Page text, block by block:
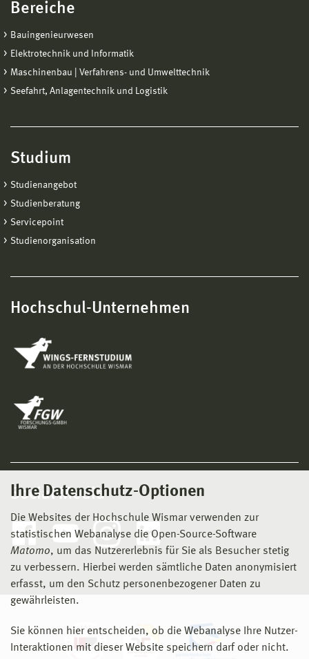
Ihre Datenschutz-Optionen
Die Websites der Hochschule Wismar verwenden zur
statistischen Webanalyse die Open-Source-Software
Matomo, um das Nutzererlebnis für Sie als Besucher stetig
zu verbessern. Hierbei werden sämtliche Daten anonymisiert
erfasst, um den Schutz personenbezogener Daten zu
gewährleisten.
Sie können hier entscheiden, ob die Webanalyse Ihre Nutzer-
Interaktionen mit dieser Website speichern darf oder nicht.
Bereiche
Bauingenieurwesen
Elektrotechnik und Informatik
Maschinenbau | Verfahrens- und Umwelttechnik
Seefahrt, Anlagentechnik und Logistik
Studium
Studienangebot
Studienberatung
Servicepoint
Studienorganisation
Hochschul-Unternehmen
Social Media